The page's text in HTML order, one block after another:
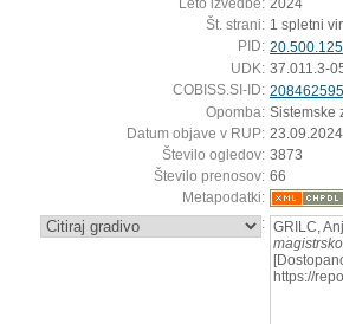
Št. strani: 1 spletni
PID:
UDK: 37.011.3-
COBISS.SI-ID: 208462595
Opomba: Sistemske
Datum objave v RUP: 23.09.2024
Število ogledov: 3873
Število prenosov: 66
Metapodatki:
: GRILC,
https://